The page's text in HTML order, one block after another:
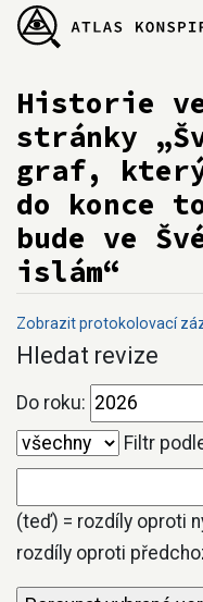
Historie
stránky
graf,
do konce
bude ve
islám“
Zobrazit protokolovací
Přejít na: navigace
Hledat revize
Do roku:
Filtr
(teď) = rozdíly oproti
rozdíly oproti